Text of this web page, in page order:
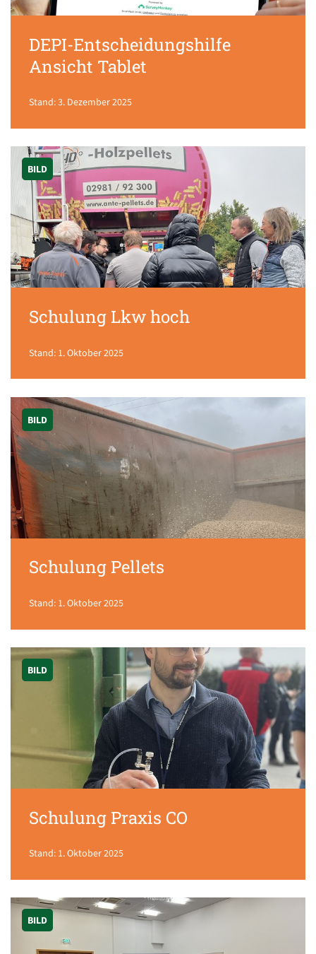
DEPI-Entscheidungshilfe
Ansicht Tablet
Stand: 3. Dezember 2025
BILD
Schulung Lkw hoch
Stand: 1. Oktober 2025
BILD
Schulung Pellets
Stand: 1. Oktober 2025
BILD
Schulung Praxis CO
Stand: 1. Oktober 2025
BILD